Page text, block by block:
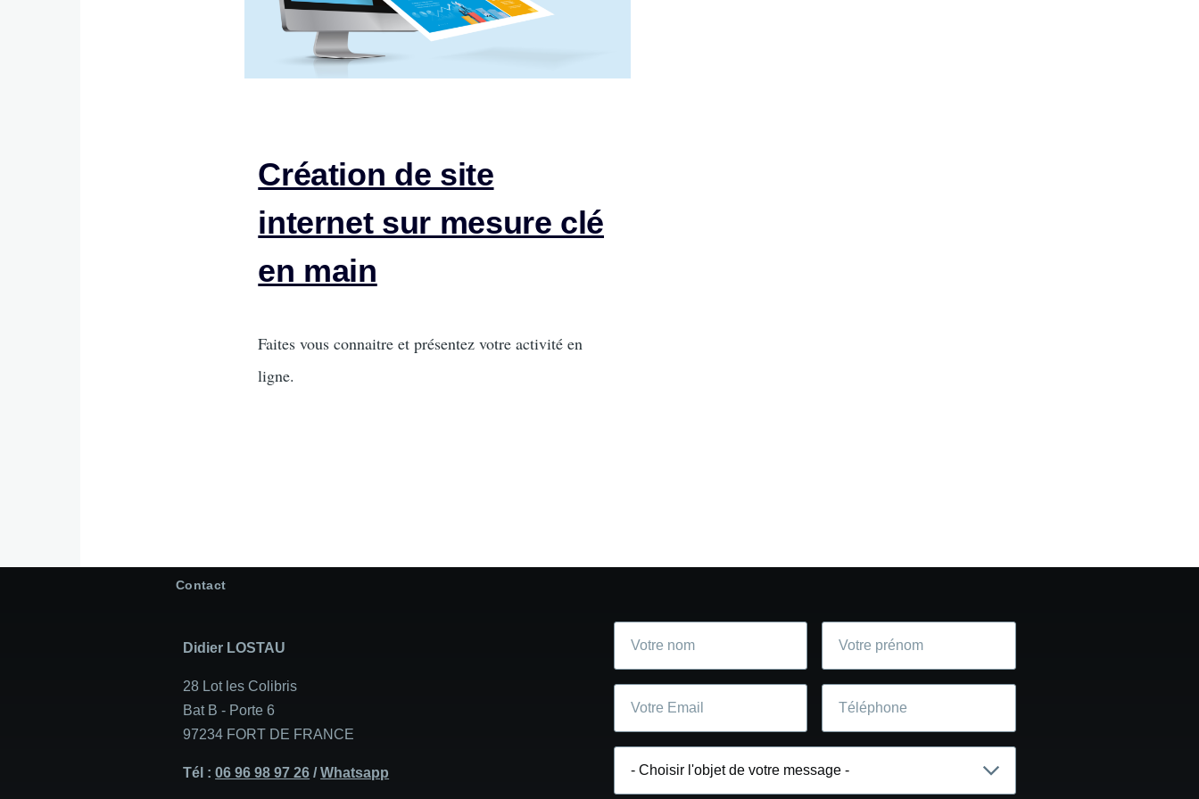
Création de site
internet sur mesure clé
en main
Intro
Faites vous connaitre et présentez votre activité en
ligne.
Contact
Didier LOSTAU
28 Lot les Colibris
Bat B - Porte 6
97234 FORT DE FRANCE
Tél :06 96 98 97 26 /Whatsapp